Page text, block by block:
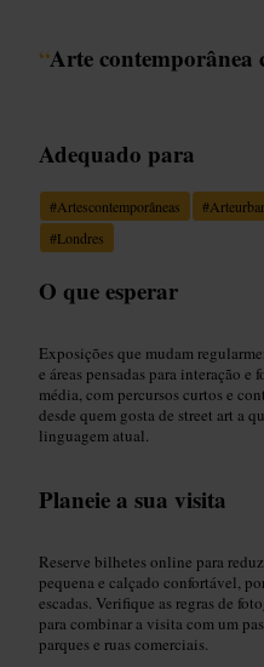
“Arte
Adequado para
#Artescontemporâneas #
#Londres
O que esperar
Exposições que mudam
e áreas pensadas para interação e
média, com percursos curtos e
desde quem gosta de street art a
linguagem atual.
Planeie a sua visita
Reserve bilhetes online para
pequena e calçado confortável,
escadas. Verifique as regras de
para combinar a visita com um
parques e ruas comerciais.